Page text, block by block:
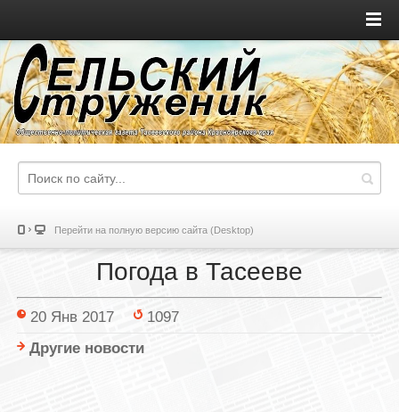
Перейти на полную версию сайта (Desktop)
Погода в Тасееве
20 Янв 2017
1097
Другие новости